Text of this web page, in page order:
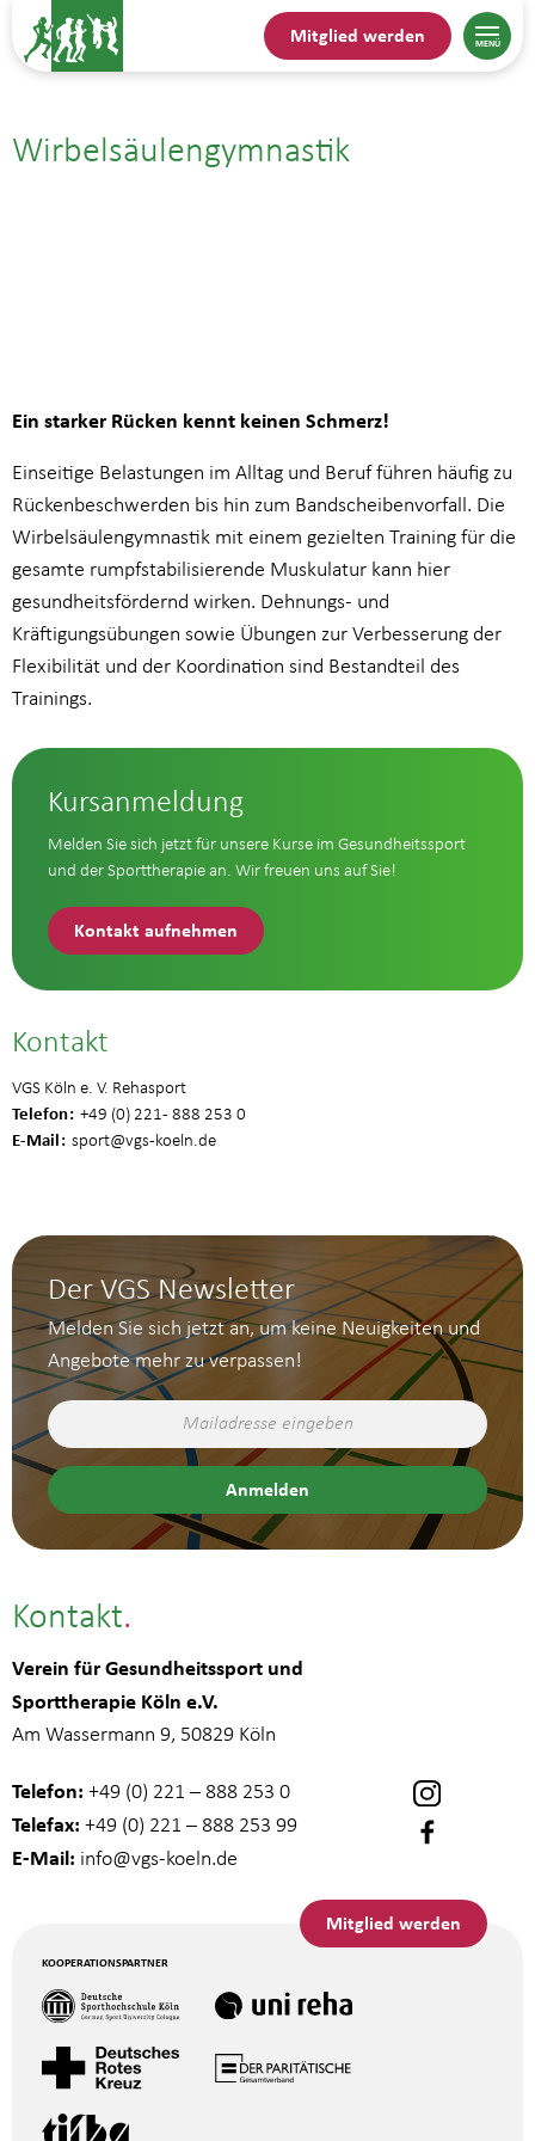
Mitglied werden
Wirbelsäulengymnastik
Ein starker Rücken kennt keinen Schmerz!
Einseitige Belastungen im Alltag und Beruf führen häufig zu
Rückenbeschwerden bis hin zum Bandscheibenvorfall. Die
Wirbelsäulengymnastik mit einem gezielten Training für die
gesamte rumpfstabilisierende Muskulatur kann hier
gesundheitsfördernd wirken. Dehnungs- und
Kräftigungsübungen sowie Übungen zur Verbesserung der
Flexibilität und der Koordination sind Bestandteil des
Trainings.
Kursanmeldung
Melden Sie sich jetzt für unsere Kurse im Gesundheitssport
und der Sporttherapie an. Wir freuen uns auf Sie!
Kontakt aufnehmen
Kontakt
VGS Köln e. V. Rehasport
Telefon +49 (0) 221 - 888 253 0
E-Mail sport@vgs-koeln.de
Der VGS Newsletter
Melden Sie sich jetzt an, um keine Neuigkeiten und
Angebote mehr zu verpassen!
Kontakt
Verein für Gesundheitssport und
Sporttherapie Köln e.V.
Am Wassermann 9, 50829 Köln
Telefon: +49 (0) 221 – 888 253 0
Telefax: +49 (0) 221 – 888 253 99
E-Mail: info@vgs-koeln.de
Mitglied werden
KOOPERATIONSPARTNER